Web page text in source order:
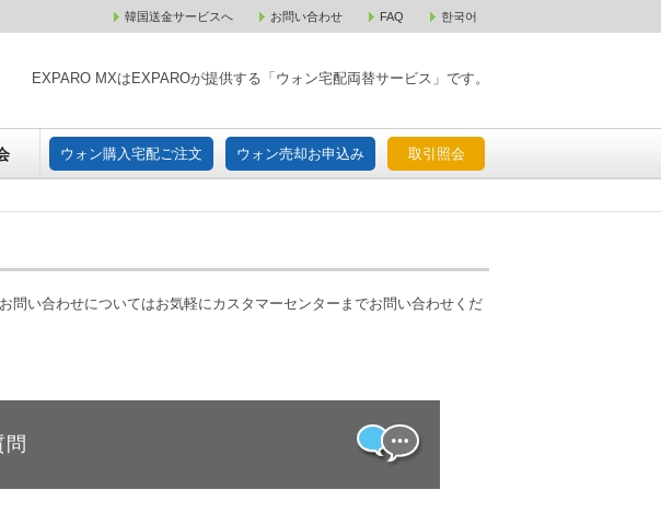
韓国送金サービスへ お問い合わせ FAQ 한국어
EXPARO MXはEXPAROが提供する「ウォン宅配両替サービス」です。
ウォン購入宅配ご注文 ウォン売却お申込み 取引照会
ウォン購入宅配ご注文 ウォン売却お申込み 取引照会
問い合わせについてはお気軽にカスタマーセンターまでお問い合わせくだ